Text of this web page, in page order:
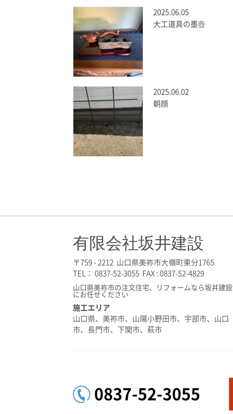
2025.06.05
大工道具の墨壺
2025.06.02
朝顔
有限会社坂井建設
〒759 - 2212 山口県美祢市大嶺町東分1765
TEL： 0837-52-3055 FAX : 0837-52-4829
山口県美祢市の注文住宅、リフォームなら坂井建設
にお任せください
施工エリア
山口県、美祢市、山陽小野田市、宇部市、山口
市、長門市、下関市、萩市
0837-52-3055